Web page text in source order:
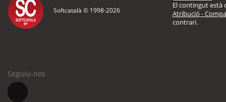
Softcatalà © 1998-2026
El contingut està
Atribució -
contrari.
Seguiu-nos